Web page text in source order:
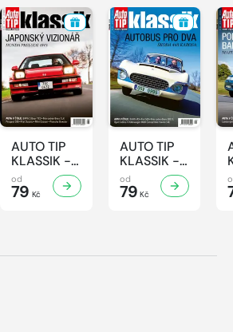
AUTO TIP
KLASSIK -
6/2026
od
79 Kč
AUTO TIP
KLASSIK -
5/2026
od
79 Kč